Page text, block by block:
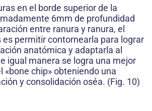
en el borde superior de la
6mm de profundidad
entre ranura y ranura, el
permitir contornearla para lograr
anatómica y adaptarla al
igual manera se logra una mejor
«bone chip» obteniendo una
y consolidación oséa. (Fig. 10)